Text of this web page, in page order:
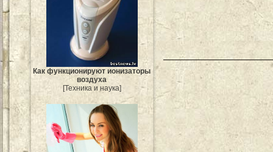
Как функционируют ионизаторы
воздуха
[Техника и наука]